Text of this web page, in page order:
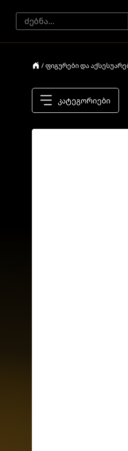
/ ფიგურები და
კატეგორიები